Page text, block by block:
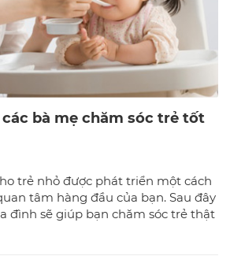
bà mẹ chăm sóc trẻ tốt
trẻ nhỏ được phát triển một cách
tâm hàng đầu của bạn. Sau đây
đình sẽ giúp bạn chăm sóc trẻ thật